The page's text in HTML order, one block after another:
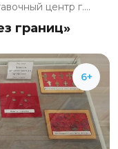
центр г....
границ»
6+